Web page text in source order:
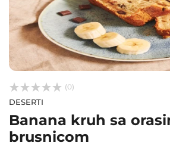


 (0)
DESERTI
Banana kruh sa
brusnicom